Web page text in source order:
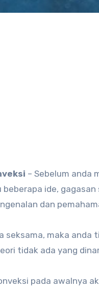
– Sebelum anda
ide,
dan
seksama, maka anda
tidak ada yang
pada awalnya